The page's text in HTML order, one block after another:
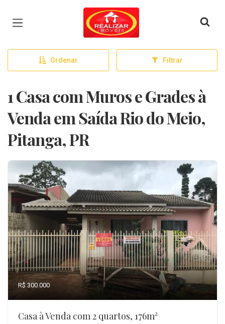
Página inicial
Ordenar Filtrar
1 Casa com Muros e Grades à
Venda em Saída Rio do Meio,
Pitanga, PR
R$ 300.000
Casa à Venda com 2 quartos, 176m²